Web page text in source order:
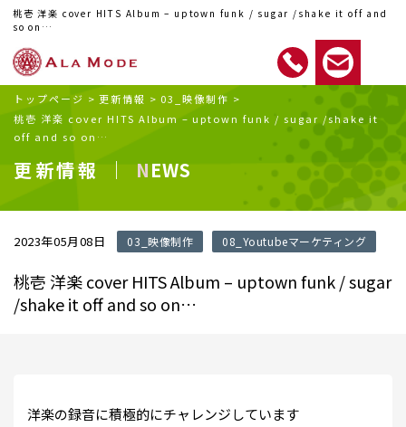
桃壱 洋楽 cover HITS Album – uptown funk / sugar /shake it off and
so on…
トップページ > 更新情報 > 03_映像制作 >
桃壱 洋楽 cover HITS Album – uptown funk / sugar /shake it
off and so on…
更新情報 ｜ NEWS
2023年05月08日 03_映像制作 08_Youtubeマーケティング
桃壱 洋楽 cover HITS Album – uptown funk / sugar
/shake it off and so on…
洋楽の録音に積極的にチャレンジしています